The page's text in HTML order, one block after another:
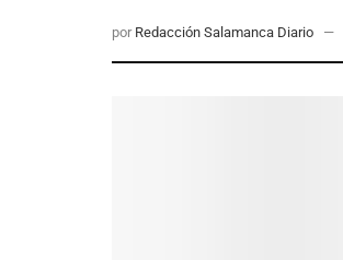
por Redacción Salamanca Diario